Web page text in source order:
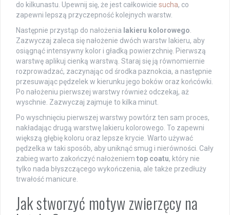
do kilkunastu. Upewnij się, że jest całkowicie sucha, co
zapewni lepszą przyczepność kolejnych warstw.
Następnie przystąp do nałożenia lakieru kolorowego.
Zazwyczaj zaleca się nałożenie dwóch warstw lakieru, aby
osiągnąć intensywny kolor i gładką powierzchnię. Pierwszą
warstwę aplikuj cienką warstwą. Staraj się ją równomiernie
rozprowadzać, zaczynając od środka paznokcia, a następnie
przesuwając pędzelek w kierunku jego boków oraz końcówki.
Po nałożeniu pierwszej warstwy również odczekaj, aż
wyschnie. Zazwyczaj zajmuje to kilka minut.
Po wyschnięciu pierwszej warstwy powtórz ten sam proces,
nakładając drugą warstwę lakieru kolorowego. To zapewni
większą głębię koloru oraz lepsze krycie. Warto używać
pędzelka w taki sposób, aby uniknąć smug i nierówności. Cały
zabieg warto zakończyć nałożeniem top coatu, który nie
tylko nada błyszczącego wykończenia, ale także przedłuży
trwałość manicure.
Jak stworzyć motyw zwierzęcy na